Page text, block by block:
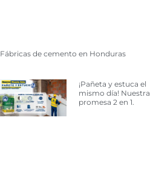
Fábricas de cemento en Honduras
¡Pañeta y estuca el
mismo día! Nuestra
promesa 2 en 1.